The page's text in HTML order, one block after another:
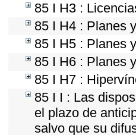
85 I H3 :
85 I H4 : Planes
85 I H5 : Planes
85 I H6 : Planes
85 I H7 :
85 I I : Las
el plazo de
salvo que su